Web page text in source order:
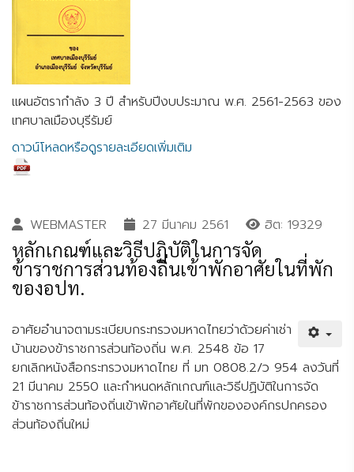
แผนอัตรากำลัง 3 ปี สำหรับปีงบประมาณ พ.ศ. 2561-2563 ของ
เทศบาลเมืองบุรีรัมย์
ดาวน์โหลดหรือดูรายละเอียดเพิ่มเติม
WEBMASTER 27 มีนาคม 2561 ฮิต: 19329
หลักเกณฑ์และวิธีปฏิบัติในการจัด
ข้าราชการส่วนท้องถิ่นเข้าพักอาศัยในที่พัก
ของอปท.
อาศัยอำนาจตามระเบียบกระทรวงมหาดไทยว่าด้วยค่าเช่า
บ้านของข้าราชการส่วนท้องถิ่น พ.ศ. 2548 ข้อ 17
ยกเลิกหนังสือกระทรวงมหาดไทย ที่ มท 0808.2/ว 954 ลงวันที่
21 มีนาคม 2550 และกำหนดหลักเกณฑ์และวิธีปฏิบัติในการจัด
ข้าราชการส่วนท้องถิ่นเข้าพักอาศัยในที่พักขององค์กรปกครอง
ส่วนท้องถิ่นใหม่